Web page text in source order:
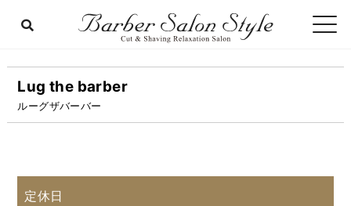
Lug the barber
ルーグザバーバー
定休日